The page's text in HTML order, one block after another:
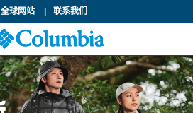
全球网站 联系我们